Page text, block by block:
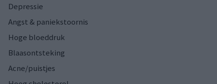
Depressie
Angst & paniekstoornis
Hoge bloeddruk
Blaasontsteking
Acne/puistjes